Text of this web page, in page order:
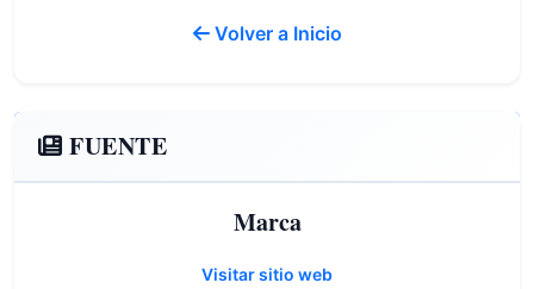
Volver a Inicio
FUENTE
Marca
Visitar sitio web